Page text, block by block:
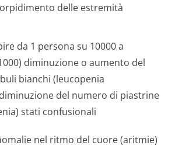
delle estremità
da 1 persona su 10000 a
diminuzione o aumento del
bianchi (leucopenia
del numero di piastrine
stati confusionali
nel ritmo del cuore (aritmie)